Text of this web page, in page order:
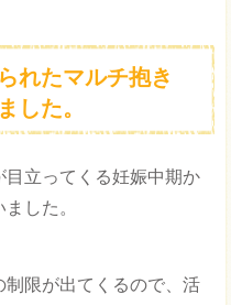
れたマルチ抱き
した。
目立ってくる妊娠中期か
した。
限が出てくるので、活